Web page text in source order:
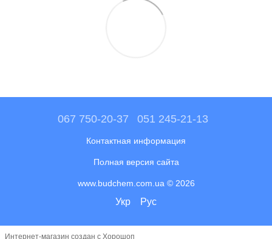
067 750-20-37 051 245-21-13
Контактная информация
Полная версия сайта
www.budchem.com.ua © 2026
Укр Рус
Интернет-магазин создан с Хорошоп